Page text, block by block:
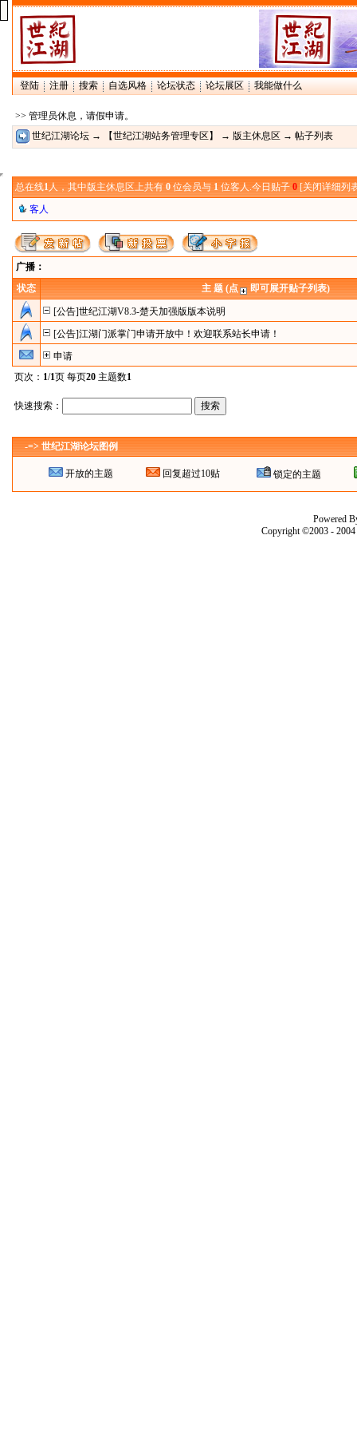
登陆 注册 搜索 自选风格 论坛状态 论坛展区 我能做什么
>> 管理员休息，请假申请。
世纪江湖论坛 → 【世纪江湖站务管理专区】 → 版主休息区 → 帖子列表
总在线1人，其中版主休息区上共有0位会员与1位客人.今日贴子0[关闭详细列
客人
广播：
状态
主 题 (点 即可展开贴子列表)
[公告]世纪江湖V8.3-楚天加强版版本说明
[公告]江湖门派掌门申请开放中！欢迎联系站长申请！
申请
页次： 1/1页 每页20 主题数1
快速搜索：
-=> 世纪江湖论坛图例
开放的主题 回复超过10贴 锁定的主题
Powered
Copyright ©2003 - 2004